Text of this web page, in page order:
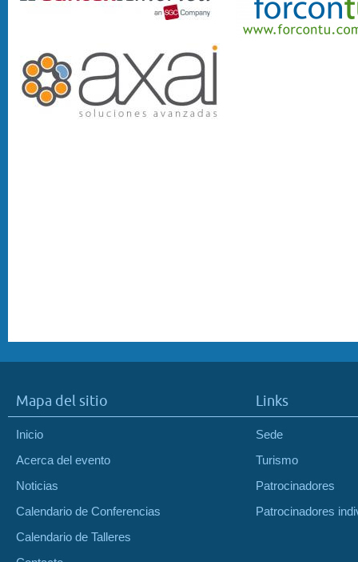
Mapa del sitio
Inicio
Acerca del evento
Noticias
Calendario de Conferencias
Calendario de Talleres
Links
Sede
Turismo
Patrocinadores
Patrocinadores